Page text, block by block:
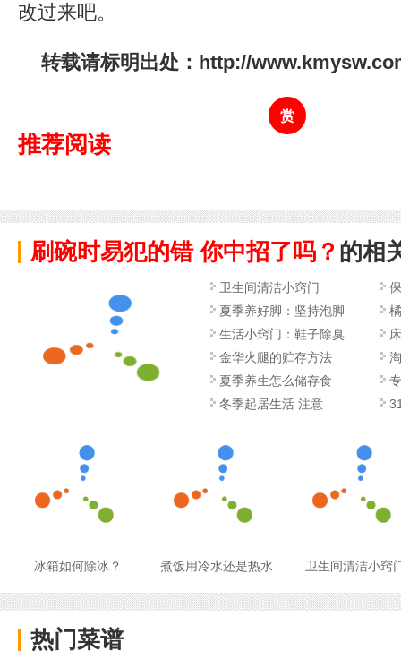
改过来吧。
转载请标明出处：http://
赏
推荐阅读
刷碗时易犯的错 你中招了吗？ 的相
卫生间清洁小窍门
夏季养好脚：坚持泡脚
生活小窍门：鞋子除臭
金华火腿的贮存方法
夏季养生怎么储存食
冬季起居生活 注意
冰箱如何除冰？ 煮饭用冷水还是热水 卫生间清洁小窍
热门菜谱